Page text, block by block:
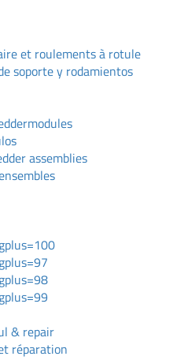
et roulements à rotule
soporte y rodamientos
assemblies
& repair
réparation